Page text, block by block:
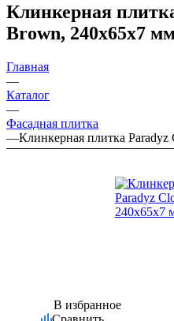
Клинкерная
Brown, 240х65х7
Главная
—
Каталог
—
Фасадная плитка
—Клинкерная плитка
В избранное